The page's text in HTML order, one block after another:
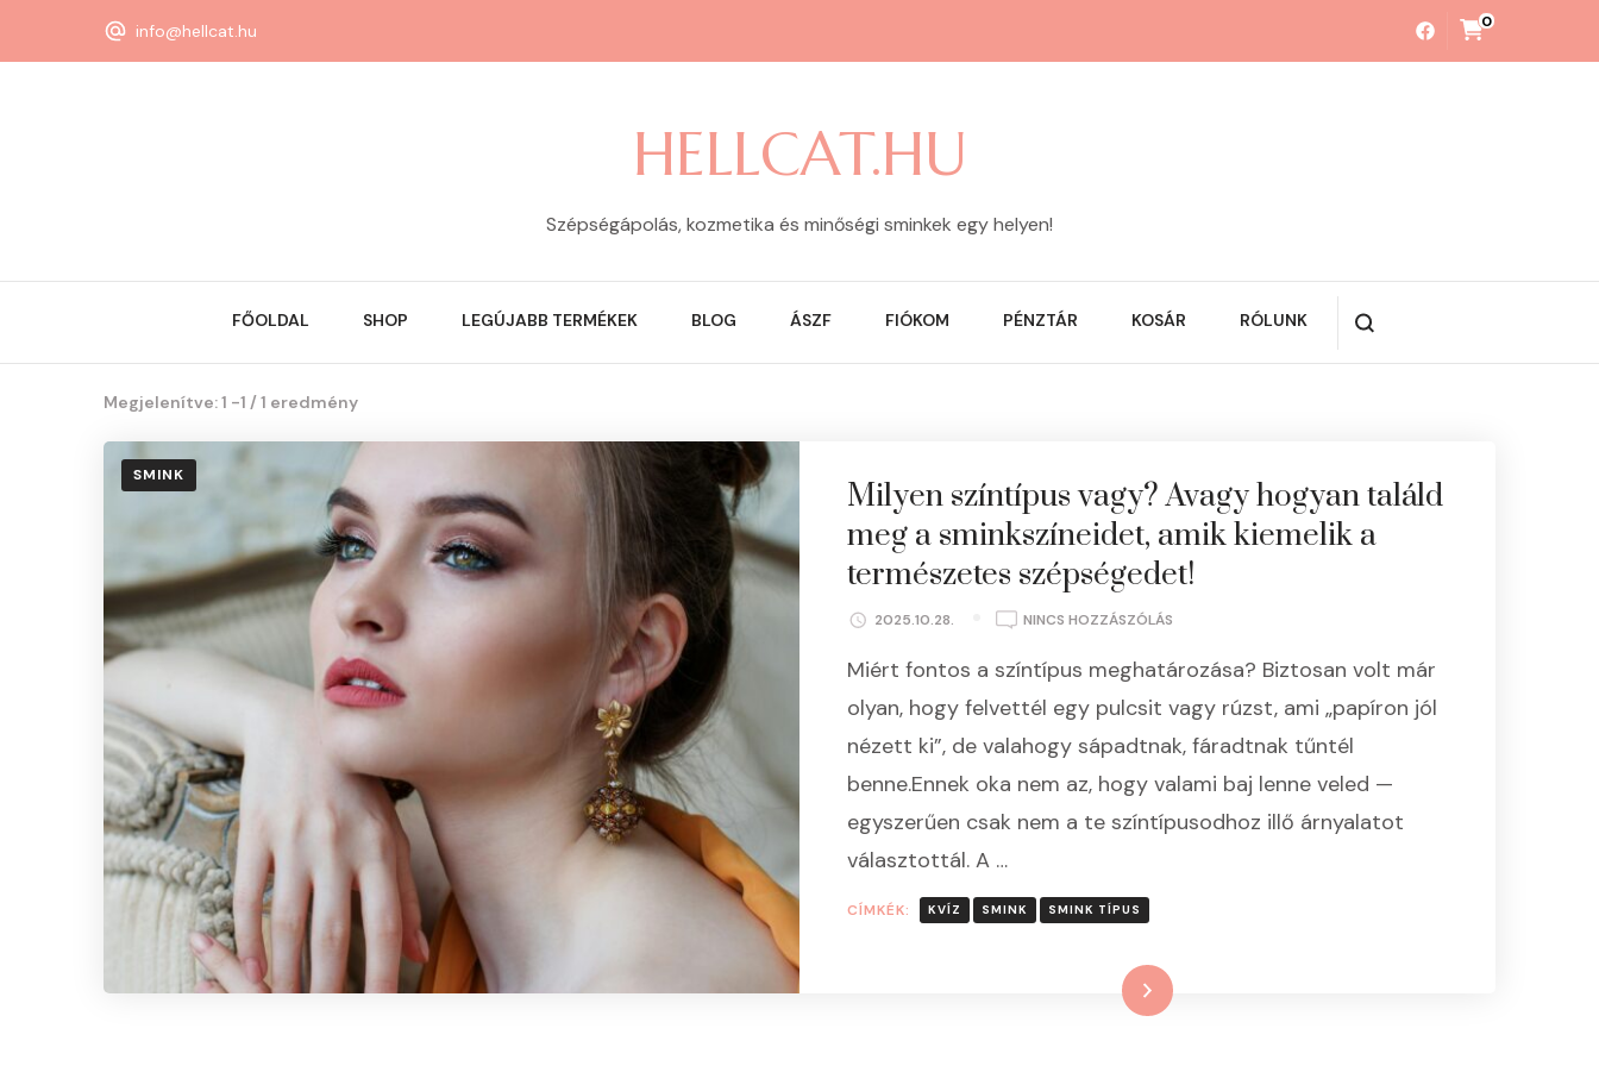
info@hellcat.hu 0
HELLCAT.HU
Szépségápolás, kozmetika és minőségi sminkek egy helyen!
FŐOLDAL SHOP LEGÚJABB TERMÉKEK BLOG ÁSZF FIÓKOM PÉNZTÁR KOSÁR RÓLUNK
Megjelenítve: 1 -1 / 1 eredmény
SMINK
Milyen színtípus vagy? Avagy hogyan találd
meg a sminkszíneidet, amik kiemelik a
természetes szépségedet!
2025.10.28. NINCS HOZZÁSZÓLÁS
SZÍNTÍPUS
AVAGY
HOGYAN
MEG
A
BEJEGYZÉSHEZ
Miért fontos a színtípus meghatározása? Biztosan volt már
olyan, hogy felvettél egy pulcsit vagy rúzst, ami „papíron jól
nézett ki”, de valahogy sápadtnak, fáradtnak tűntél
benne.Ennek oka nem az, hogy valami baj lenne veled —
egyszerűen csak nem a te színtípusodhoz illő árnyalatot
választottál. A …
CÍMKÉK: KVÍZ SMINK SMINK TÍPUS
Tovább